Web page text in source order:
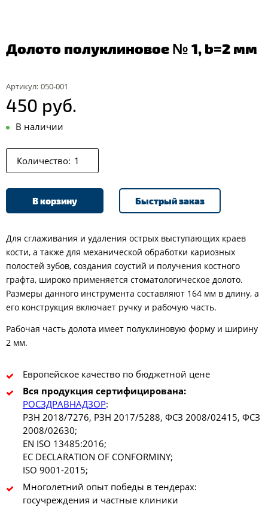
Долото полуклиновое № 1, b=2 мм
Артикул: 050-001
450 руб.
В наличии
Количество:
В корзину Быстрый заказ
Для сглаживания и удаления острых выступающих краев
кости, а также для механической обработки кариозных
полостей зубов, создания соустий и получения костного
графта, широко применяется стоматологическое долото.
Размеры данного инструмента составляют 164 мм в длину, а
его конструкция включает ручку и рабочую часть.
Рабочая часть долота имеет полуклиновую форму и ширину
2 мм.
Европейское качество по бюджетной цене
Вся продукция сертифицирована:
РОСЗДРАВНАДЗОР:
РЗН 2018/7276, РЗН 2017/5288, ФСЗ 2008/02415, ФСЗ
2008/02630;
EN ISO 13485:2016;
EC DECLARATION OF CONFORMINY;
ISO 9001-2015;
Многолетний опыт победы в тендерах:
госучреждения и частные клиники